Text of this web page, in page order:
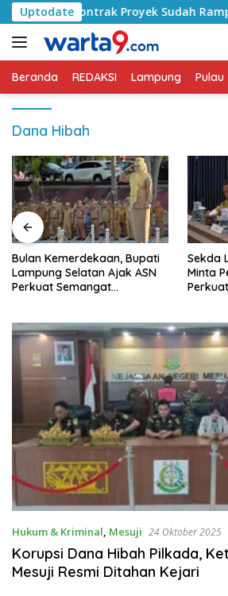
Langsung
ke
konten
Uptodate
Kontrak Proyek Sudah Rampung
Beranda REDAKSI Lampung
Dana Hibah
Bulan Kemerdekaan, Bupati
Lampung Selatan Ajak ASN
Perkuat Semangat
Sekda
Minta
Hukum & Kriminal, Mesuji 24 Oktober 2025
Korupsi Dana Hibah Pilkada,
Mesuji Resmi Ditahan Kejari